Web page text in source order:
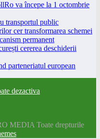
va începe la 1 octombrie
transportul public
cer transformarea schemei
permanent
cererea deschiderii
parteneriatul european
dezactiva
MEDIA Toate drepturile